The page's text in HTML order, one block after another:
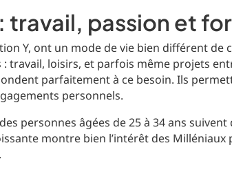
travail, passion et
Y, ont un mode de vie bien différent de
travail, loisirs, et parfois même projets
parfaitement à ce besoin. Ils
personnels.
personnes âgées de 25 à 34 ans
montre bien l’intérêt des Milléniaux